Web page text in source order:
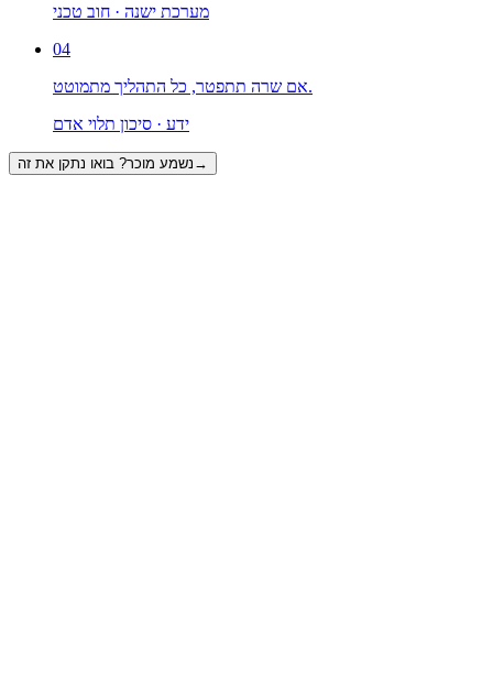
מערכת ישנה · חוב טכני
04
אם שרה תתפטר, כל התהליך מתמוטט.
ידע · סיכון תלוי אדם
נשמע מוכר? בואו נתקן את זה →